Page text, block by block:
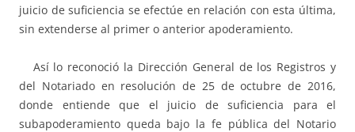
juicio de suficiencia se efectúe en relación con esta última,
sin extenderse al primer o anterior apoderamiento.
Así lo reconoció la Dirección General de los Registros y
del Notariado en resolución de 25 de octubre de 2016,
donde entiende que el juicio de suficiencia para el
subapoderamiento queda bajo la fe pública del Notario